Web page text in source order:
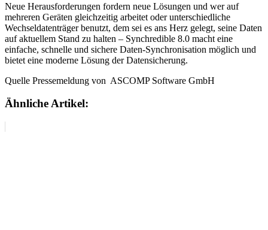
Neue Herausforderungen fordern neue Lösungen und wer auf
mehreren Geräten gleichzeitig arbeitet oder unterschiedliche
Wechseldatenträger benutzt, dem sei es ans Herz gelegt, seine Daten
auf aktuellem Stand zu halten – Synchredible 8.0 macht eine
einfache, schnelle und sichere Daten-Synchronisation möglich und
bietet eine moderne Lösung der Datensicherung.
Quelle Pressemeldung von ASCOMP Software GmbH
Ähnliche Artikel: